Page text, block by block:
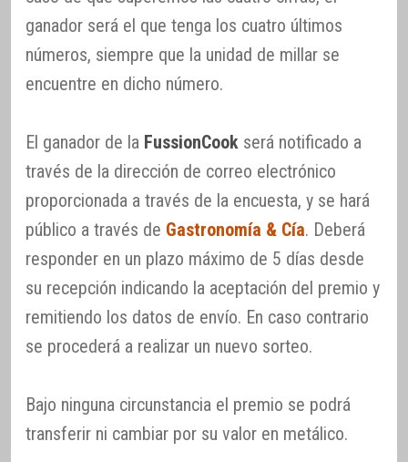
ganador será el que tenga los cuatro últimos
números, siempre que la unidad de millar se
encuentre en dicho número.
El ganador de la FussionCook será notificado a
través de la dirección de correo electrónico
proporcionada a través de la encuesta, y se hará
público a través de Gastronomía & Cía. Deberá
responder en un plazo máximo de 5 días desde
su recepción indicando la aceptación del premio y
remitiendo los datos de envío. En caso contrario
se procederá a realizar un nuevo sorteo.
Bajo ninguna circunstancia el premio se podrá
transferir ni cambiar por su valor en metálico.